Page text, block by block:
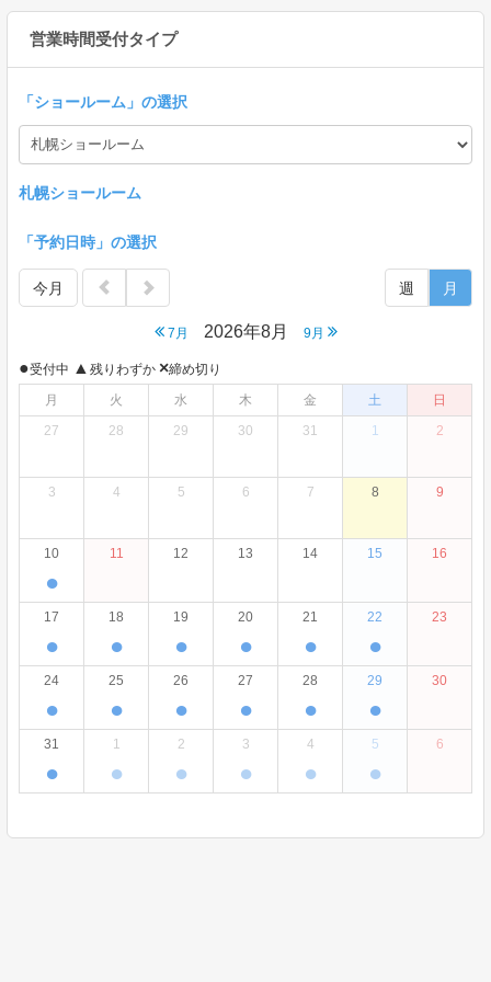
営業時間受付タイプ
「ショールーム 」の選択
札幌ショールーム
「予約日時」の選択
今月
7月 2026年8月 9月
週 月
●受付中 ▲ 残りわずか ×締め切り
月
火 水 木 金 土
日
27
28 29 30 31 1 2
3 4 5 6 7 8 9
10
●
11 12 13 14 15 16
17
●
18
●
19
●
20
●
21
●
22
●
23
24
●
25
●
26
●
27
●
28
●
29
●
30
31
●
1
●
2
●
3
●
4
●
5
●
6